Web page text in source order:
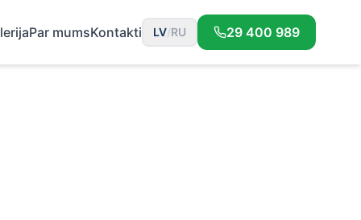
Par mumsKontakti LV/RU 29 400 989